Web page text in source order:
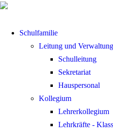
Schulfamilie
Leitung und Verwaltung
Schulleitung
Sekretariat
Hauspersonal
Kollegium
Lehrerkollegium
Lehrkräfte -